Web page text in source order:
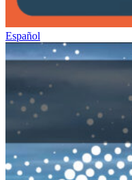
Español